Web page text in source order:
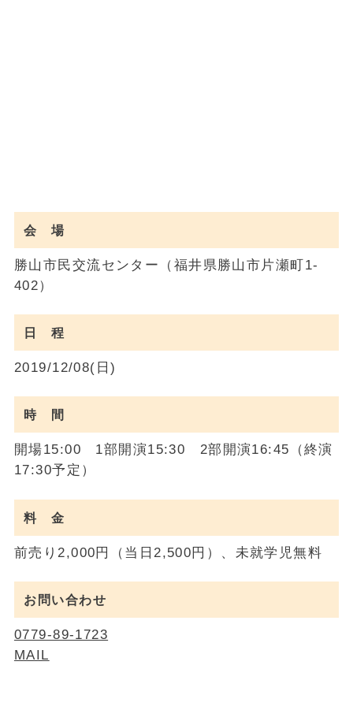
会 場
勝山市民交流センター（福井県勝山市片瀬町1-
402）
日 程
2019/12/08(日)
時 間
開場15:00 1部開演15:30 2部開演16:45（終演
17:30予定）
料 金
前売り2,000円（当日2,500円）、未就学児無料
お問い合わせ
0779-89-1723
MAIL